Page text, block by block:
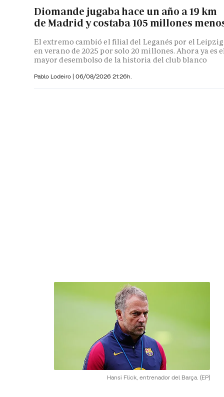
Diomande jugaba hace un año a 19 km
de Madrid y costaba 105 millones
El extremo cambió el filial del Leganés por el Leipzig
en verano de 2025 por solo 20 millones. Ahora ya es
mayor desembolso de la historia del club blanco
Pablo Lodeiro | 06/08/2026 21:26h.
Hansi Flick, entrenador del Barça. (EP)